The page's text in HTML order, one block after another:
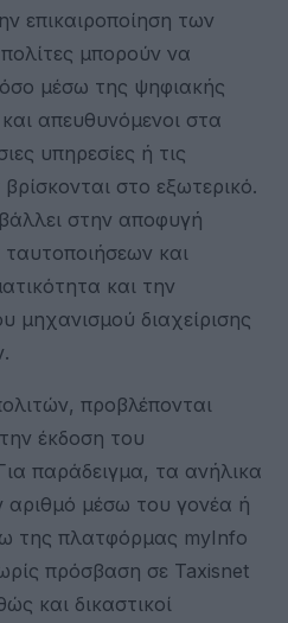
επικαιροποίηση των
μπορούν να
μέσω της ψηφιακής
απευθυνόμενοι στα
υπηρεσίες ή τις
στο εξωτερικό.
στην αποφυγή
και
και την
μηχανισμού διαχείρισης
προβλέπονται
την έκδοση του
παράδειγμα, τα ανήλικα
αριθμό μέσω του γονέα ή
της πλατφόρμας myInfo
πρόσβαση σε Taxisnet
και δικαστικοί